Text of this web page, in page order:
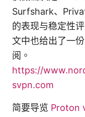
Surfshark、
的表现与稳定性
文中也给出了一
阅。
https://
svpn.com
简要导览 Proton